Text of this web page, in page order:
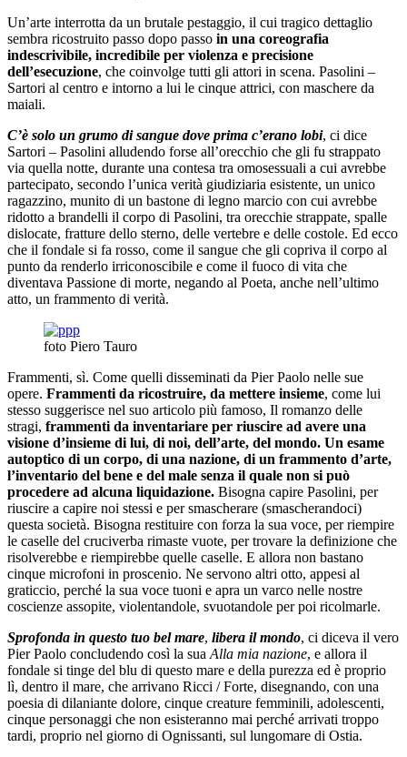
Un’arte interrotta da un brutale pestaggio, il cui tragico dettaglio
sembra ricostruito passo dopo passo in una coreografia
indescrivibile, incredibile per violenza e precisione
dell’esecuzione, che coinvolge tutti gli attori in scena. Pasolini –
Sartori al centro e intorno a lui le cinque attrici, con maschere da
maiali.
C’è solo un grumo di sangue dove prima c’erano lobi, ci dice
Sartori – Pasolini alludendo forse all’orecchio che gli fu strappato
via quella notte, durante una contesa tra omosessuali a cui avrebbe
partecipato, secondo l’unica verità giudiziaria esistente, un unico
ragazzino, munito di un bastone di legno marcio con cui avrebbe
ridotto a brandelli il corpo di Pasolini, tra orecchie strappate, spalle
dislocate, fratture dello sterno, delle vertebre e delle costole. Ed ecco
che il fondale si fa rosso, come il sangue che gli copriva il corpo al
punto da renderlo irriconoscibile e come il fuoco di vita che
diventava Passione di morte, negando al Poeta, anche nell’ultimo
atto, un frammento di verità.
foto Piero Tauro
Frammenti, sì. Come quelli disseminati da Pier Paolo nelle sue
opere. Frammenti da ricostruire, da mettere insieme, come lui
stesso suggerisce nel suo articolo più famoso, Il romanzo delle
stragi, frammenti da inventariare per riuscire ad avere una
visione d’insieme di lui, di noi, dell’arte, del mondo. Un esame
autoptico di un corpo, di una nazione, di un frammento d’arte,
l’inventario del bene e del male senza il quale non si può
procedere ad alcuna liquidazione. Bisogna capire Pasolini, per
riuscire a capire noi stessi e per smascherare (smascherandoci)
questa società. Bisogna restituire con forza la sua voce, per riempire
le caselle del cruciverba rimaste vuote, per trovare la definizione che
risolverebbe e riempirebbe quelle caselle. E allora non bastano
cinque microfoni in proscenio. Ne servono altri otto, appesi al
graticcio, perché la sua voce tuoni e apra un varco nelle nostre
coscienze assopite, violentandole, svuotandole per poi ricolmarle.
Sprofonda in questo tuo bel mare, libera il mondo, ci diceva il vero
Pier Paolo concludendo così la sua Alla mia nazione, e allora il
fondale si tinge del blu di questo mare e della purezza ed è proprio
lì, dentro il mare, che arrivano Ricci / Forte, disegnando, con una
poesia di dilaniante dolore, cinque creature femminili, adolescenti,
cinque personaggi che non esisteranno mai perché arrivati troppo
tardi, proprio nel giorno di Ognissanti, sul lungomare di Ostia.